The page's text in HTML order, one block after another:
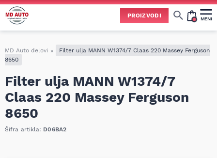
PROIZVODI MENI
MD Auto delovi »
Filter ulja MANN W1374/7 Claas 220 Massey Ferguson
8650
Filter ulja MANN W1374/7
Claas 220 Massey Ferguson
8650
Šifra artikla: D06BA2